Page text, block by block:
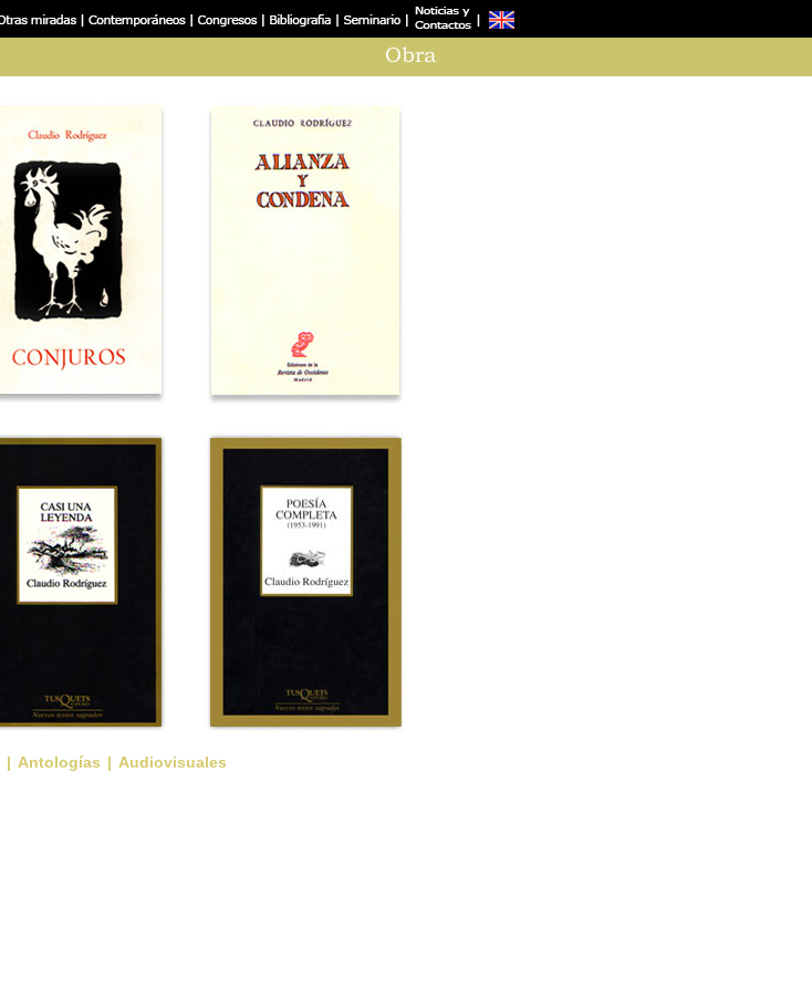
| Antologías | Audiovisuales